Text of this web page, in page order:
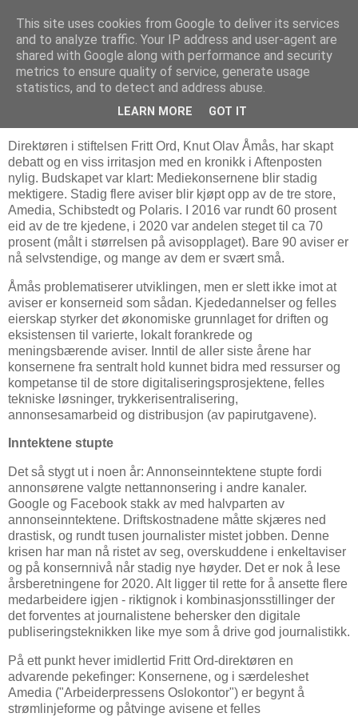
Bjørn Hoelseths blogg
søndag 1. august 2021
De mektige mediekonsernene
Direktøren i stiftelsen Fritt Ord, Knut Olav Åmås, har skapt
debatt og en viss irritasjon med en kronikk i Aftenposten
nylig. Budskapet var klart: Mediekonsernene blir stadig
mektigere. Stadig flere aviser blir kjøpt opp av de tre store,
Amedia, Schibstedt og Polaris. I 2016 var rundt 60 prosent
eid av de tre kjedene, i 2020 var andelen steget til ca 70
prosent (målt i størrelsen på avisopplaget). Bare 90 aviser er
nå selvstendige, og mange av dem er svært små.
Åmås problematiserer utviklingen, men er slett ikke imot at
aviser er konserneid som sådan. Kjededannelser og felles
eierskap styrker det økonomiske grunnlaget for driften og
eksistensen til varierte, lokalt forankrede og
meningsbærende aviser. Inntil de aller siste årene har
konsernene fra sentralt hold kunnet bidra med ressurser og
kompetanse til de store digitaliseringsprosjektene, felles
tekniske løsninger, trykkerisentralisering,
annonsesamarbeid og distribusjon (av papirutgavene).
Inntektene stupte
Det så stygt ut i noen år: Annonseinntektene stupte fordi
annonsørene valgte nettannonsering i andre kanaler.
Google og Facebook stakk av med halvparten av
annonseinntektene. Driftskostnadene måtte skjæres ned
drastisk, og rundt tusen journalister mistet jobben. Denne
krisen har man nå ristet av seg, overskuddene i enkeltaviser
og på konsernnivå når stadig nye høyder. Det er nok å lese
årsberetningene for 2020. Alt ligger til rette for å ansette flere
medarbeidere igjen - riktignok i kombinasjonsstillinger der
det forventes at journalistene behersker den digitale
publiseringsteknikken like mye som å drive god journalistikk.
På ett punkt hever imidlertid Fritt Ord-direktøren en
advarende pekefinger: Konsernene, og i særdeleshet
Amedia ("Arbeiderpressens Oslokontor") er begynt å
strømlinjeforme og påtvinge avisene et felles
This site uses cookies from Google to deliver its services
and to analyze traffic. Your IP address and user-agent are
shared with Google along with performance and security
metrics to ensure quality of service, generate usage
statistics, and to detect and address abuse.
LEARN MORE GOT IT